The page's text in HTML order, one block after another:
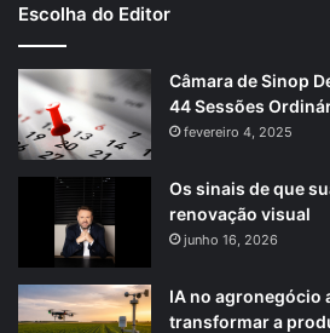
Escolha do Editor
Câmara de Sinop
44 Sessões
fevereiro 4, 2025
Os sinais de que
renovação visual
junho 16, 2026
IA no agronegócio
transformar a